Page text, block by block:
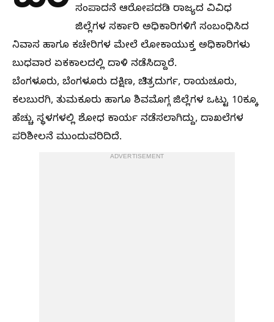
ಸಂಪಾದನೆ ಆರೋಪದಡಿ ರಾಜ್ಯದ ವಿವಿಧ
ಜಿಲ್ಲೆಗಳ ಸರ್ಕಾರಿ ಅಧಿಕಾರಿಗಳಿಗೆ ಸಂಬಂಧಿಸಿದ
ನಿವಾಸ ಹಾಗೂ ಕಚೇರಿಗಳ ಮೇಲೆ ಲೋಕಾಯುಕ್ತ ಅಧಿಕಾರಿಗಳು
ಬುಧವಾರ ಏಕಕಾಲದಲ್ಲಿ ದಾಳಿ ನಡೆಸಿದ್ದಾರೆ.
ಬೆಂಗಳೂರು, ಬೆಂಗಳೂರು ದಕ್ಷಿಣ, ಚಿತ್ರದುರ್ಗ, ರಾಯಚೂರು,
ಕಲಬುರಗಿ, ತುಮಕೂರು ಹಾಗೂ ಶಿವಮೊಗ್ಗ ಜಿಲ್ಲೆಗಳ ಒಟ್ಟು 10ಕ್ಕೂ
ಹೆಚ್ಚು ಸ್ಥಳಗಳಲ್ಲಿ ಶೋಧ ಕಾರ್ಯ ನಡೆಸಲಾಗಿದ್ದು, ದಾಖಲೆಗಳ
ಪರಿಶೀಲನೆ ಮುಂದುವರಿದಿದೆ.
ADVERTISEMENT